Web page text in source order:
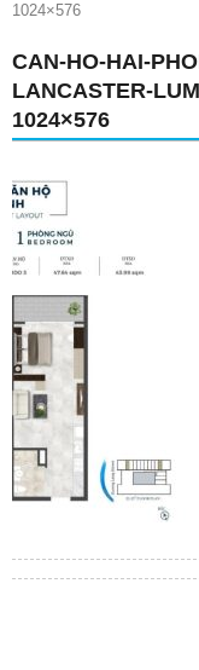
1024×576
CAN-HO-HAI-
LANCASTER-
1024×576